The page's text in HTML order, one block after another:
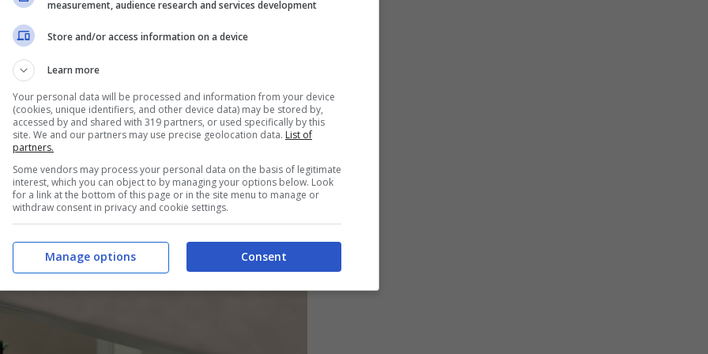
arrivare al 13 dicembre
precedente. Stesso discorso vale anche per
L’incidenza, per 100mila abitanti,
a 296 (9-15 dicembre).
calano anche ricoveri e t.i.
measurement, audience research and services development
Store and/or access information on a device
Learn more
Your personal data will be processed and information from your device
(cookies, unique identifiers, and other device data) may be stored by,
accessed by and shared with 319 partners, or used specifically by this
site. We and our partners may use precise geolocation data. List of
partners.
Some vendors may process your personal data on the basis of legitimate
interest, which you can object to by managing your options below. Look
for a link at the bottom of this page or in the site menu to manage or
withdraw consent in privacy and cookie settings.
Consent
Manage options